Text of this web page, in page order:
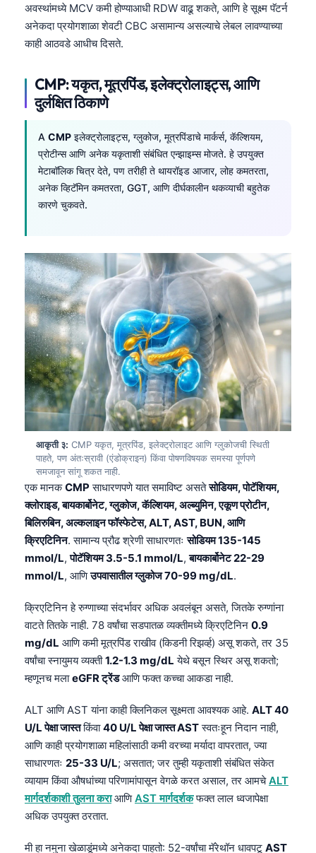
अवस्थांमध्ये MCV कमी होण्याआधी RDW वाढू शकते, आणि हे सूक्ष्म पॅटर्न
अनेकदा प्रयोगशाळा शेवटी CBC असामान्य असल्याचे लेबल लावण्याच्या
काही आठवडे आधीच दिसते.
CMP: यकृत, मूत्रपिंड, इलेक्ट्रोलाइट्स, आणि
दुर्लक्षित ठिकाणे
A CMP इलेक्ट्रोलाइट्स, ग्लुकोज, मूत्रपिंडाचे मार्कर्स, कॅल्शियम,
प्रोटीन्स आणि अनेक यकृताशी संबंधित एन्झाइम्स मोजते. हे उपयुक्त
मेटाबॉलिक चित्र देते, पण तरीही ते थायरॉइड आजार, लोह कमतरता,
अनेक व्हिटॅमिन कमतरता, GGT, आणि दीर्घकालीन थकव्याची बहुतेक
कारणे चुकवते.
आकृती ३: CMP यकृत, मूत्रपिंड, इलेक्ट्रोलाइट आणि ग्लुकोजची स्थिती
पाहते, पण अंतःस्रावी (एंडोक्राइन) किंवा पोषणविषयक समस्या पूर्णपणे
समजावून सांगू शकत नाही.
एक मानकCMP साधारणपणे यात समाविष्ट असतेसोडियम, पोटॅशियम,
क्लोराइड, बायकार्बोनेट, ग्लुकोज, कॅल्शियम, अल्ब्युमिन, एकूण प्रोटीन,
बिलिरुबिन, अल्कलाइन फॉस्फेटेस, ALT, AST, BUN, आणि
क्रिएटिनिन. सामान्य प्रौढ श्रेणी साधारणतःसोडियम 135-145
mmol/L,पोटॅशियम 3.5-5.1 mmol/L,बायकार्बोनेट 22-29
mmol/L, आणिउपवासातील ग्लुकोज 70-99 mg/dL.
क्रिएटिनिन हे रुग्णाच्या संदर्भावर अधिक अवलंबून असते, जितके रुग्णांना
वाटते तितके नाही. 78 वर्षांचा सडपातळ व्यक्तीमध्ये क्रिएटिनिन 0.9
mg/dL आणि कमी मूत्रपिंड राखीव (किडनी रिझर्व्ह) असू शकते, तर 35
वर्षांचा स्नायुमय व्यक्ती1.2-1.3 mg/dL येथे बसून स्थिर असू शकतो;
म्हणूनच मलाeGFR ट्रेंडआणि फक्त कच्चा आकडा नाही.
ALT आणि AST यांना काही क्लिनिकल सूक्ष्मता आवश्यक आहे. ALT 40
U/L पेक्षा जास्तकिंवा40 U/L पेक्षा जास्त ASTस्वतःहून निदान नाही,
आणि काही प्रयोगशाळा महिलांसाठी कमी वरच्या मर्यादा वापरतात, ज्या
साधारणतः 25-33 U/L; असतात; जर तुम्ही यकृताशी संबंधित संकेत
व्यायाम किंवा औषधांच्या परिणामांपासून वेगळे करत असाल, तर आमचेALT
मार्गदर्शकाशी तुलना कराआणिAST मार्गदर्शकफक्त लाल ध्वजापेक्षा
अधिक उपयुक्त ठरतात.
मी हा नमुना खेळाडूंमध्ये अनेकदा पाहतो: 52-वर्षांचा मॅरेथॉन धावपटू AST